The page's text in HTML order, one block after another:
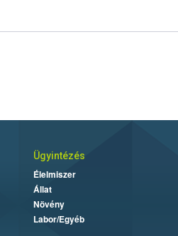
Ügyintézés
Élelmiszer
Állat
Növény
Labor/Egyéb